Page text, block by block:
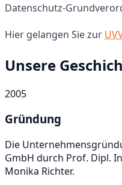
Datenschutz-
Hier gelangen Sie zur
Unsere
2005
Gründung
Die
GmbH durch Prof. Dipl.
Monika Richter.